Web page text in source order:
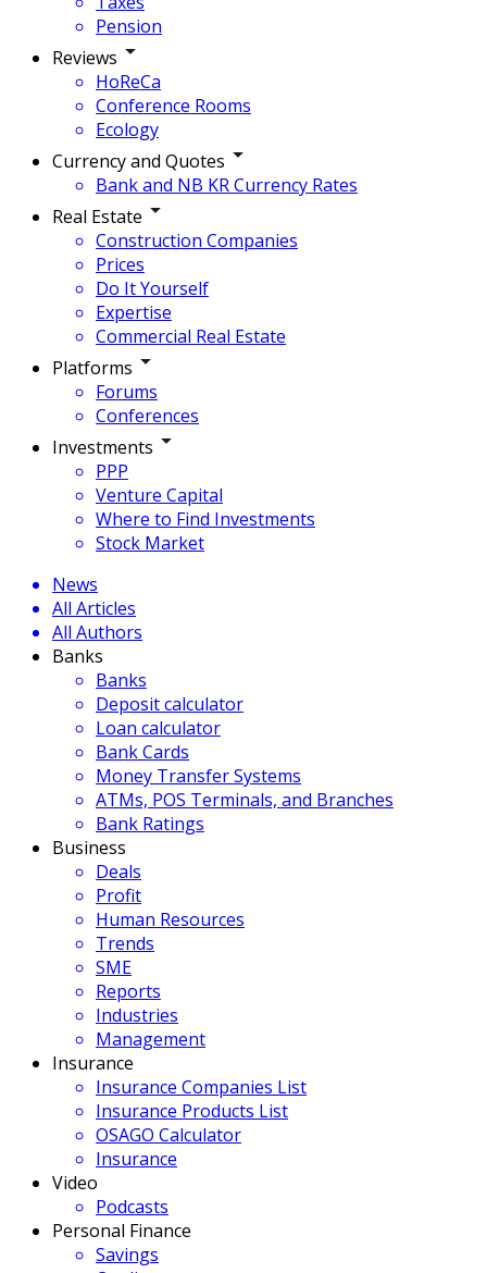
Pension
Reviews
HoReCa
Conference Rooms
Ecology
Currency and Quotes
Bank and NB KR Currency Rates
Real Estate
Construction Companies
Prices
Do It Yourself
Expertise
Commercial Real Estate
Platforms
Forums
Conferences
Investments
PPP
Venture Capital
Where to Find Investments
Stock Market
News
All Articles
All Authors
Banks
Banks
Deposit calculator
Loan calculator
Bank Cards
Money Transfer Systems
ATMs, POS Terminals, and Branches
Bank Ratings
Business
Deals
Profit
Human Resources
Trends
SME
Reports
Industries
Management
Insurance
Insurance Companies List
Insurance Products List
OSAGO Calculator
Insurance
Video
Podcasts
Personal Finance
Savings